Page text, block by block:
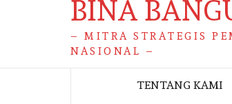
BINA
– MITRA STRATEGIS
NASIONAL –
TENTANG KAMI